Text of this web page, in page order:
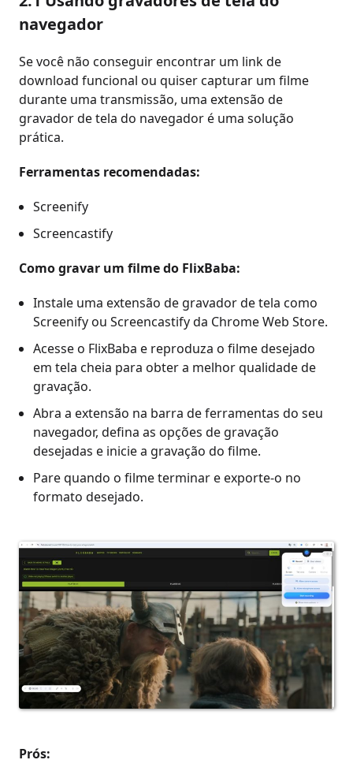
navegador
Se você não conseguir encontrar um link de
download funcional ou quiser capturar um filme
durante uma transmissão, uma extensão de
gravador de tela do navegador é uma solução
prática.
Ferramentas recomendadas:
Screenify
Screencastify
Como gravar um filme do FlixBaba:
Instale uma extensão de gravador de tela como
Screenify ou Screencastify da Chrome Web Store.
Acesse o FlixBaba e reproduza o filme desejado
em tela cheia para obter a melhor qualidade de
gravação.
Abra a extensão na barra de ferramentas do seu
navegador, defina as opções de gravação
desejadas e inicie a gravação do filme.
Pare quando o filme terminar e exporte-o no
formato desejado.
Prós: